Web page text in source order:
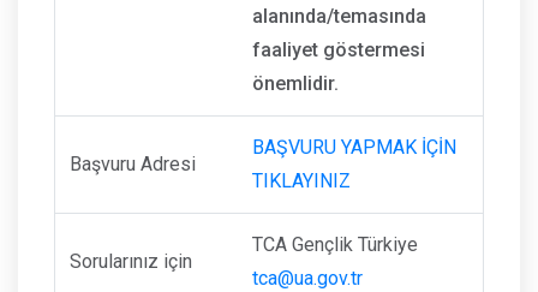
alanında/temasında
faaliyet göstermesi
önemlidir.
Başvuru Adresi
BAŞVURU YAPMAK İÇİN
TIKLAYINIZ
Sorularınız için
TCA Gençlik Türkiye
tca@ua.gov.tr